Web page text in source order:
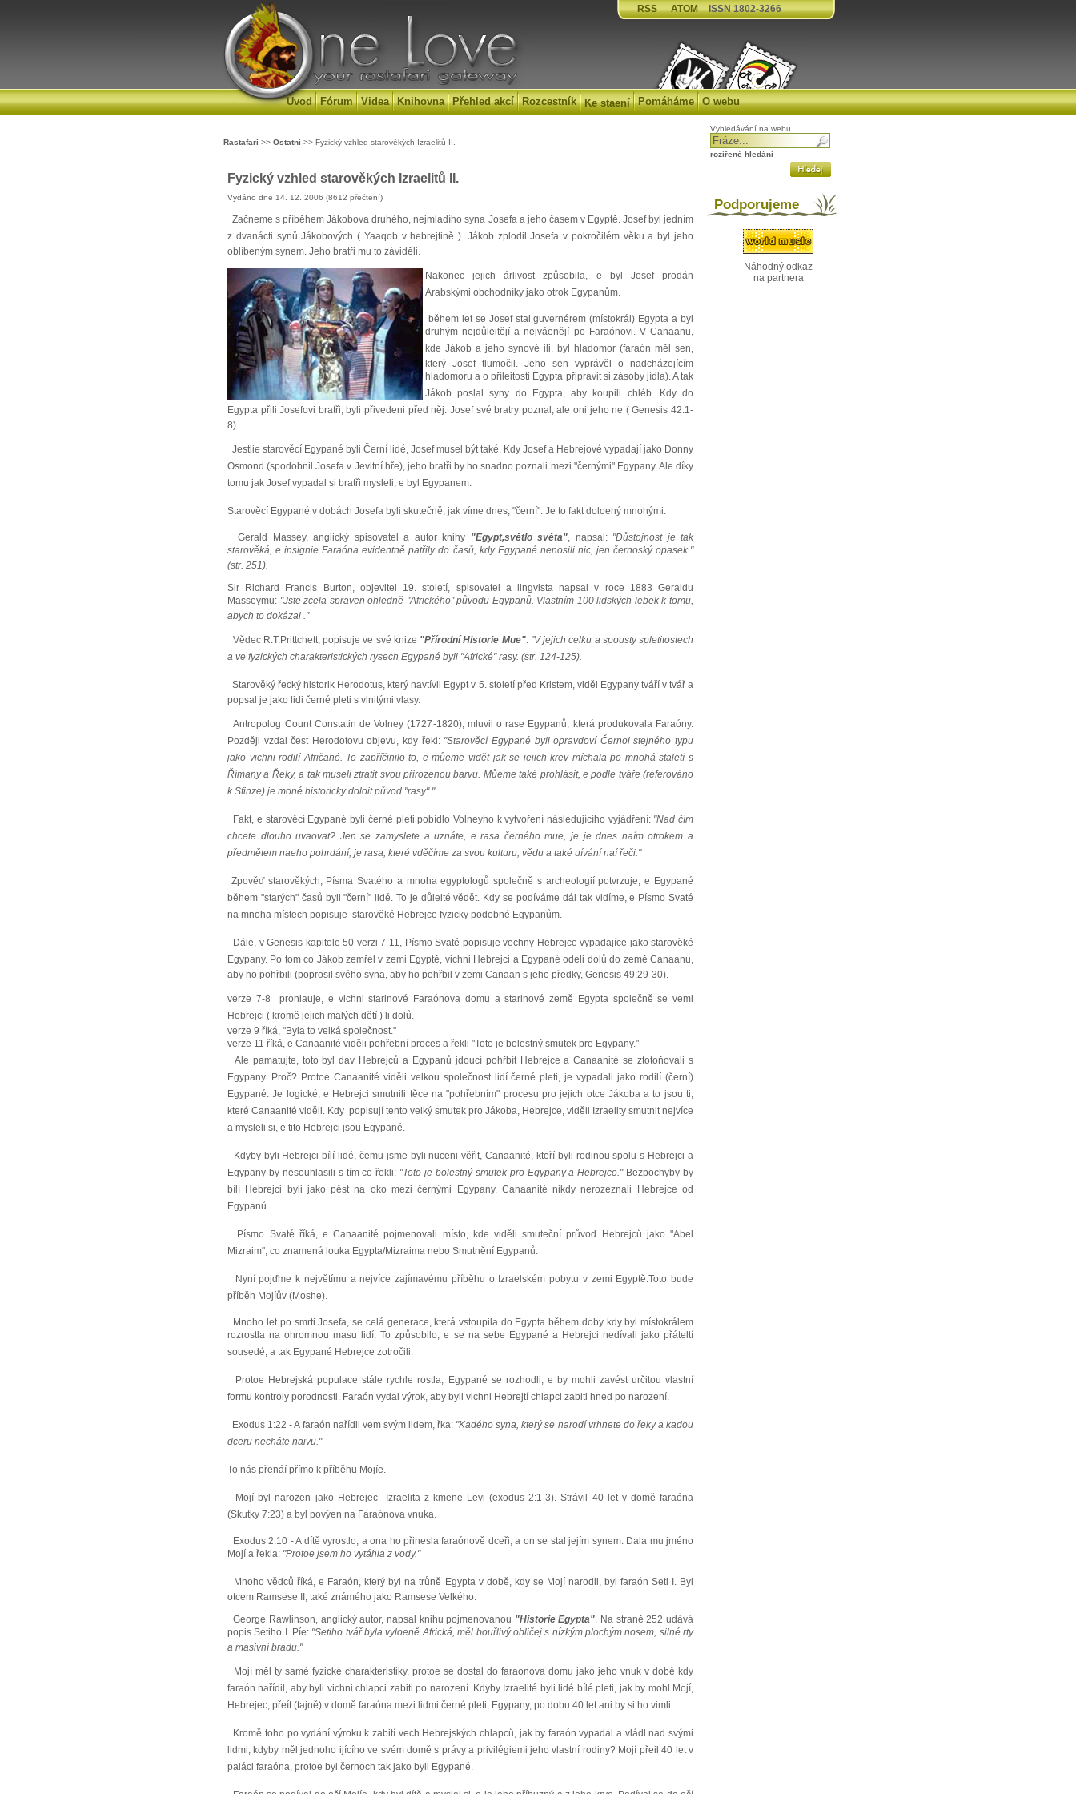
RSS ATOM ISSN 1802-3266
Úvod Fórum Videa Knihovna Přehled akcí Rozcestník Ke staení Pomáháme O webu
Rastafari >> Ostatní >> Fyzický vzhled starověkých Izraelitů II.
Fyzický vzhled starověkých Izraelitů II.
Vydáno dne 14. 12. 2006 (8612 přečtení)
Začneme s příběhem Jákobova druhého, nejmladího syna Josefa a jeho časem v Egyptě. Josef byl jedním
z dvanácti synů Jákobových ( Yaaqob v hebrejtině ). Jákob zplodil Josefa v pokročilém věku a byl jeho
oblíbeným synem. Jeho bratři mu to záviděli.
Nakonec jejich árlivost způsobila, e byl Josef prodán
Arabskými obchodníky jako otrok Egypanům.
během let se Josef stal guvernérem (místokrál) Egypta a byl
druhým nejdůleitějí a nejváenějí po Faraónovi. V Canaanu,
kde Jákob a jeho synové ili, byl hladomor (faraón měl sen,
který Josef tlumočil. Jeho sen vyprávěl o nadcházejícím
hladomoru a o příleitosti Egypta připravit si zásoby jídla). A tak
Jákob poslal syny do Egypta, aby koupili chléb. Kdy do
Egypta přili Josefovi bratři, byli přivedeni před něj. Josef své bratry poznal, ale oni jeho ne ( Genesis 42:1-
8).
Jestlie starověcí Egypané byli Černí lidé, Josef musel být také. Kdy Josef a Hebrejové vypadají jako Donny
Osmond (spodobnil Josefa v Jevitní hře), jeho bratři by ho snadno poznali mezi "černými" Egypany. Ale díky
tomu jak Josef vypadal si bratři mysleli, e byl Egypanem.
Starověcí Egypané v dobách Josefa byli skutečně, jak víme dnes, "černí". Je to fakt doloený mnohými.
Gerald Massey, anglický spisovatel a autor knihy "Egypt,světlo světa", napsal: "Důstojnost je tak
starověká, e insignie Faraóna evidentně patřily do časů, kdy Egypané nenosili nic, jen černoský opasek."
(str. 251).
Sir Richard Francis Burton, objevitel 19. století, spisovatel a lingvista napsal v roce 1883 Geraldu
Masseymu: "Jste zcela spraven ohledně "Afrického" původu Egypanů. Vlastním 100 lidských lebek k tomu,
abych to dokázal ."
Vědec R.T.Prittchett, popisuje ve své knize "Přírodní Historie Mue": "V jejich celku a spousty spletitostech
a ve fyzických charakteristických rysech Egypané byli "Africké" rasy. (str. 124-125).
Starověký řecký historik Herodotus, který navtívil Egypt v 5. století před Kristem, viděl Egypany tváří v tvář a
popsal je jako lidi černé pleti s vlnitými vlasy.
Antropolog Count Constatin de Volney (1727-1820), mluvil o rase Egypanů, která produkovala Faraóny.
Později vzdal čest Herodotovu objevu, kdy řekl: "Starověcí Egypané byli opravdoví Černoi stejného typu
jako vichni rodilí Afričané. To zapříčinilo to, e můeme vidět jak se jejich krev míchala po mnohá staletí s
Římany a Řeky, a tak museli ztratit svou přirozenou barvu. Můeme také prohlásit, e podle tváře (referováno
k Sfinze) je moné historicky doloit původ "rasy"."
Fakt, e starověcí Egypané byli černé pleti pobídlo Volneyho k vytvoření následujícího vyjádření: "Nad čím
chcete dlouho uvaovat? Jen se zamyslete a uznáte, e rasa černého mue, je je dnes naím otrokem a
předmětem naeho pohrdání, je rasa, které vděčíme za svou kulturu, vědu a také uívání naí řeči."
Zpověď starověkých, Písma Svatého a mnoha egyptologů společně s archeologií potvrzuje, e Egypané
během "starých" časů byli "černí" lidé. To je důleité vědět. Kdy se podíváme dál tak vidíme, e Písmo Svaté
na mnoha místech popisuje starověké Hebrejce fyzicky podobné Egypanům.
Dále, v Genesis kapitole 50 verzi 7-11, Písmo Svaté popisuje vechny Hebrejce vypadajíce jako starověké
Egypany. Po tom co Jákob zemřel v zemi Egyptě, vichni Hebrejci a Egypané odeli dolů do země Canaanu,
aby ho pohřbili (poprosil svého syna, aby ho pohřbil v zemi Canaan s jeho předky, Genesis 49:29-30).
verze 7-8 prohlauje, e vichni starinové Faraónova domu a starinové země Egypta společně se vemi
Hebrejci ( kromě jejich malých dětí ) li dolů.
verze 9 říká, "Byla to velká společnost."
verze 11 říká, e Canaanité viděli pohřební proces a řekli "Toto je bolestný smutek pro Egypany."
Ale pamatujte, toto byl dav Hebrejců a Egypanů jdoucí pohřbít Hebrejce a Canaanité se ztotoňovali s
Egypany. Proč? Protoe Canaanité viděli velkou společnost lidí černé pleti, je vypadali jako rodilí (černí)
Egypané. Je logické, e Hebrejci smutnili těce na "pohřebním" procesu pro jejich otce Jákoba a to jsou ti,
které Canaanité viděli. Kdy popisují tento velký smutek pro Jákoba, Hebrejce, viděli Izraelity smutnit nejvíce
a mysleli si, e tito Hebrejci jsou Egypané.
Kdyby byli Hebrejci bílí lidé, čemu jsme byli nuceni věřit, Canaanité, kteří byli rodinou spolu s Hebrejci a
Egypany by nesouhlasili s tím co řekli: "Toto je bolestný smutek pro Egypany a Hebrejce."Bezpochyby by
bílí Hebrejci byli jako pěst na oko mezi černými Egypany. Canaanité nikdy nerozeznali Hebrejce od
Egypanů.
Písmo Svaté říká, e Canaanité pojmenovali místo, kde viděli smuteční průvod Hebrejců jako "Abel
Mizraim", co znamená louka Egypta/Mizraima nebo Smutnění Egypanů.
Nyní pojďme k největímu a nejvíce zajímavému příběhu o Izraelském pobytu v zemi Egyptě.Toto bude
příběh Mojíův (Moshe).
Mnoho let po smrti Josefa, se celá generace, která vstoupila do Egypta během doby kdy byl místokrálem
rozrostla na ohromnou masu lidí. To způsobilo, e se na sebe Egypané a Hebrejci nedívali jako přáteltí
sousedé, a tak Egypané Hebrejce zotročili.
Protoe Hebrejská populace stále rychle rostla, Egypané se rozhodli, e by mohli zavést určitou vlastní
formu kontroly porodnosti. Faraón vydal výrok, aby byli vichni Hebrejtí chlapci zabiti hned po narození.
Exodus 1:22 - A faraón nařídil vem svým lidem, řka: "Kadého syna, který se narodí vrhnete do řeky a kadou
dceru necháte naivu."
To nás přenáí přímo k příběhu Mojíe.
Mojí byl narozen jako Hebrejec  Izraelita z kmene Levi (exodus 2:1-3). Strávil 40 let v domě faraóna
(Skutky 7:23) a byl povýen na Faraónova vnuka.
Exodus 2:10 - A dítě vyrostlo, a ona ho přinesla faraónově dceři, a on se stal jejím synem. Dala mu jméno
Mojí a řekla: "Protoe jsem ho vytáhla z vody."
Mnoho vědců říká, e Faraón, který byl na trůně Egypta v době, kdy se Mojí narodil, byl faraón Seti I. Byl
otcem Ramsese II, také známého jako Ramsese Velkého.
George Rawlinson, anglický autor, napsal knihu pojmenovanou "Historie Egypta". Na straně 252 udává
popis Setiho I. Píe: "Setiho tvář byla vyloeně Africká, měl bouřlivý obličej s nízkým plochým nosem, silné rty
a masivní bradu."
Mojí měl ty samé fyzické charakteristiky, protoe se dostal do faraonova domu jako jeho vnuk v době kdy
faraón nařídil, aby byli vichni chlapci zabiti po narození. Kdyby Izraelité byli lidé bílé pleti, jak by mohl Mojí,
Hebrejec, přeít (tajně) v domě faraóna mezi lidmi černé pleti, Egypany, po dobu 40 let ani by si ho vimli.
Kromě toho po vydání výroku k zabití vech Hebrejských chlapců, jak by faraón vypadal a vládl nad svými
lidmi, kdyby měl jednoho ijícího ve svém domě s právy a privilégiemi jeho vlastní rodiny? Mojí přeil 40 let v
paláci faraóna, protoe byl černoch tak jako byli Egypané.
Vyhledávání na webu
rozířené hledání
Podporujeme
Náhodný odkaz
na partnera